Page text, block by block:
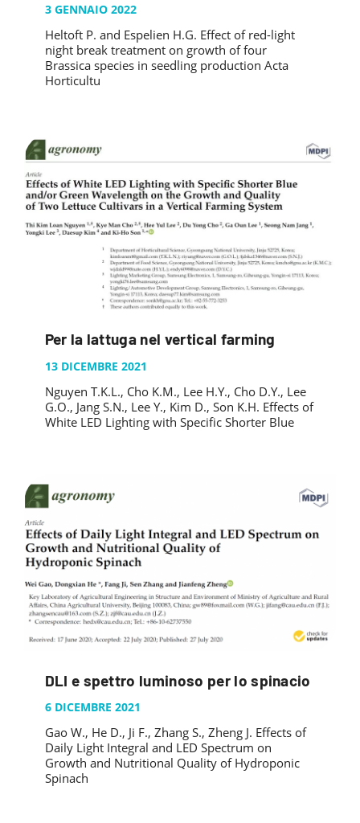
3 GENNAIO 2022
Heltoft P. and Espelien H.G. Effect of red-light
night break treatment on growth of four
Brassica species in seedling production Acta
Horticultu
Per la lattuga nel vertical farming
13 DICEMBRE 2021
Nguyen T.K.L., Cho K.M., Lee H.Y., Cho D.Y., Lee
G.O., Jang S.N., Lee Y., Kim D., Son K.H. Effects of
White LED Lighting with Specific Shorter Blue
DLI e spettro luminoso per lo spinacio
6 DICEMBRE 2021
Gao W., He D., Ji F., Zhang S., Zheng J. Effects of
Daily Light Integral and LED Spectrum on
Growth and Nutritional Quality of Hydroponic
Spinach